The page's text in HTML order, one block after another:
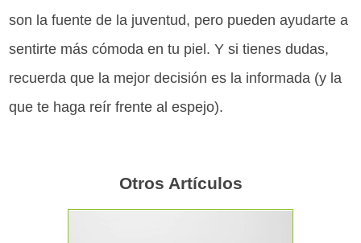
son la fuente de la juventud, pero pueden ayudarte a
sentirte más cómoda en tu piel. Y si tienes dudas,
recuerda que la mejor decisión es la informada (y la
que te haga reír frente al espejo).
Otros Artículos